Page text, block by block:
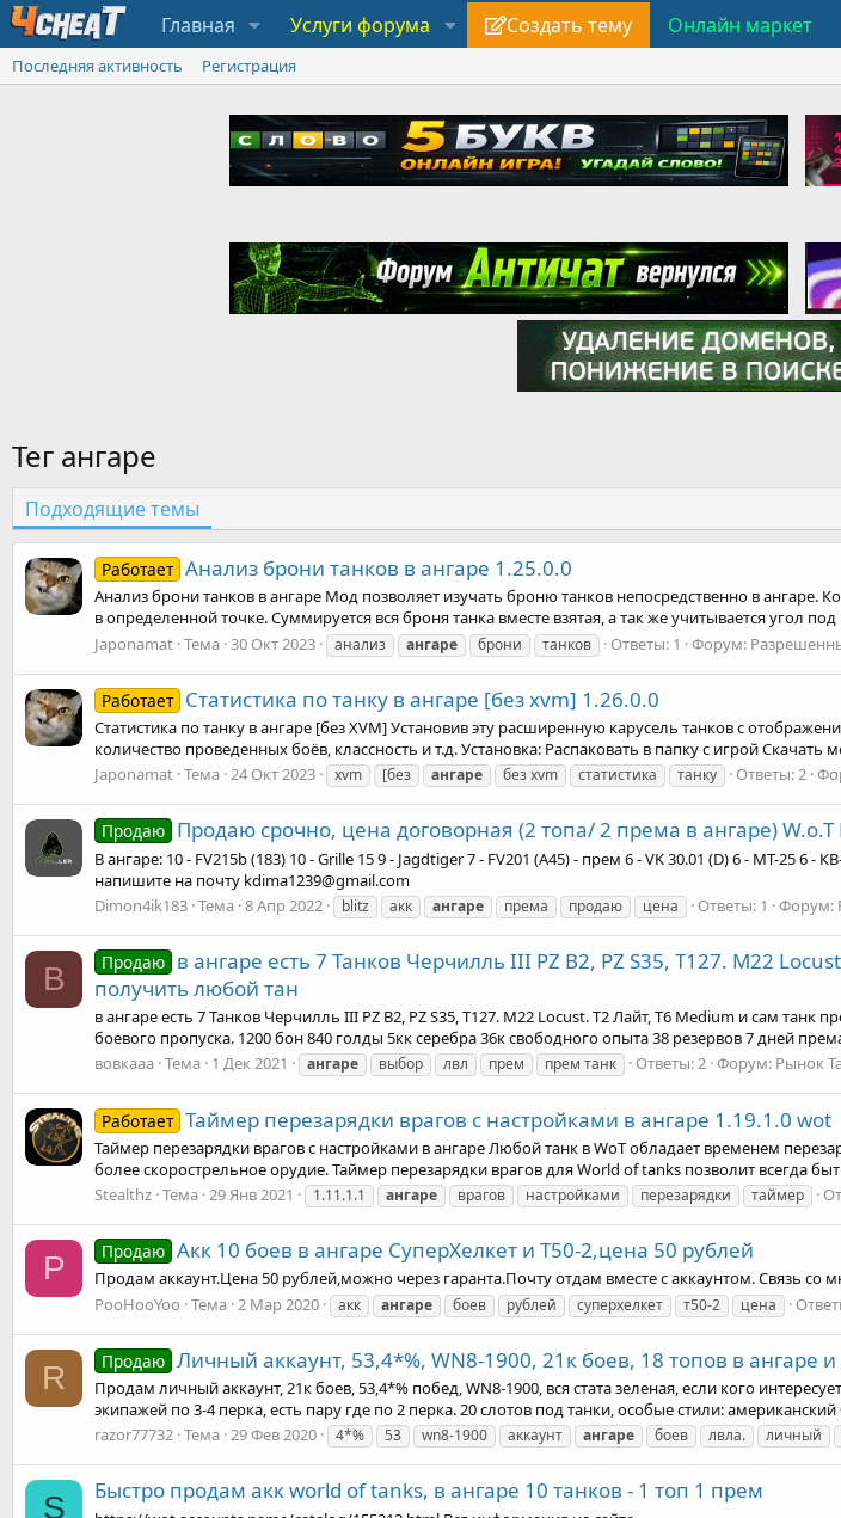
Главная Услуги форума Создать тему Онлайн маркет
Последняя активность Регистрация
Тег ангаре
Подходящие темы
Работает Анализ брони танков в ангаре 1.25.0.0
Анализ брони танков в ангаре Мод позволяет изучать броню танков непосредственно в
в определенной точке. Суммируется вся броня танка вместе взятая, а так же учитывается угол
Japonamat Тема 30 Окт 2023 анализ ангаре брони танков Ответы: 1 Форум:
Работает Статистика по танку в ангаре [без xvm] 1.26.0.0
Статистика по танку в ангаре [без XVM] Установив эту расширенную карусель танков с
количество проведенных боёв, классность и т.д. Установка: Распаковать в папку с игрой Скачать
Japonamat Тема 24 Окт 2023 xvm [без ангаре без xvm статистика танку Ответы: 2
Продаю Продаю срочно, цена договорная (2 топа/ 2 према в ангаре) W.o.T
В ангаре: 10 - FV215b (183) 10 - Grille 15 9 - Jagdtiger 7 - FV201 (A45) - прем 6 - VK 30.01 (D) 6 - МТ-25 6
напишите на почту kdima1239@gmail.com
Dimon4ik183 Тема 8 Апр 2022 blitz акк ангаре према продаю цена Ответы: 1 Форум:
В Продаю в ангаре есть 7 Танков Черчилль III PZ B2, PZ S35, T127. M22
получить любой тан
в ангаре есть 7 Танков Черчилль III PZ B2, PZ S35, T127. M22 Locust. T2 Лайт, T6 Medium и сам
боевого пропуска. 1200 бон 840 голды 5кк серебра 36к свободного опыта 38 резервов 7 дней
вовкааа Тема 1 Дек 2021 ангаре выбор лвл прем прем танк Ответы: 2 Форум: Рынок
Работает Таймер перезарядки врагов с настройками в ангаре 1.19.1.0 wot
Таймер перезарядки врагов с настройками в ангаре Любой танк в WoT обладает временем
более скорострельное орудие. Таймер перезарядки врагов для World of tanks позволит всегда
Stealthz Тема 29 Янв 2021 1.11.1.1 ангаре врагов настройками перезарядки таймер
P Продаю Акк 10 боев в ангаре СуперХелкет и Т50-2,цена 50 рублей
Продам аккаунт.Цена 50 рублей,можно через гаранта.Почту отдам вместе с аккаунтом. Связь со
PooHooYoo Тема 2 Мар 2020 акк ангаре боев рублей суперхелкет т50-2 цена
R Продаю Личный аккаунт, 53,4*%, WN8-1900, 21к боев, 18 топов в ангаре
Продам личный аккаунт, 21к боев, 53,4*% побед, WN8-1900, вся стата зеленая, если кого
экипажей по 3-4 перка, есть пару где по 2 перка. 20 слотов под танки, особые стили:
razor77732 Тема 29 Фев 2020 4*% 53 wn8-1900 аккаунт ангаре боев лвла. личный
S Быстро продам акк world of tanks, в ангаре 10 танков - 1 топ 1 прем